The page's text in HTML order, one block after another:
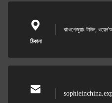
ঠিকানা
ঝাওগেজুয়াং টাউন,